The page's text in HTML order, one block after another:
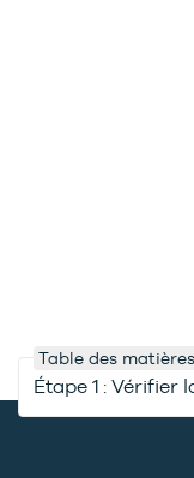
Table des matières
Étape 1 : Vérifier